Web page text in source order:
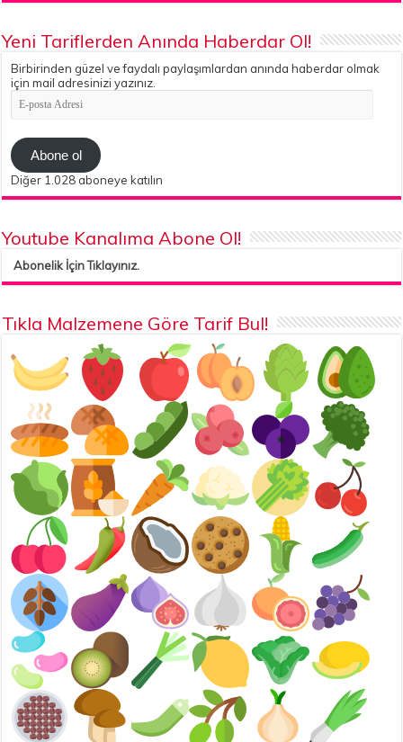
Yeni Tariflerden Anında Haberdar Ol!
Birbirinden güzel ve faydalı paylaşımlardan anında haberdar olmak
için mail adresinizi yazınız.
E-
posta
Abone ol
Diğer 1.028 aboneye katılın
Youtube Kanalıma Abone Ol!
Abonelik İçin Tıklayınız.
Tıkla Malzemene Göre Tarif Bul!